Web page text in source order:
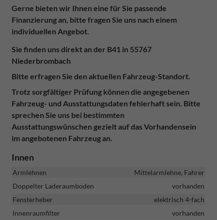
Gerne bieten wir Ihnen eine für Sie passende
Finanzierung an, bitte fragen Sie uns nach einem
individuellen Angebot.
Sie finden uns direkt an der B41 in 55767
Niederbrombach
Bitte erfragen Sie den aktuellen Fahrzeug-Standort.
Trotz sorgfältiger Prüfung können die angegebenen
Fahrzeug- und Ausstattungsdaten fehlerhaft sein. Bitte
sprechen Sie uns bei bestimmten
Ausstattungswünschen gezielt aufdas Vorhandensein
im angebotenen Fahrzeugan.
Innen
Armlehnen
Mittelarmlehne, Fahrer
Doppelter Laderaumboden
vorhanden
Fensterheber
elektrisch 4-fach
Innenraumfilter
vorhanden